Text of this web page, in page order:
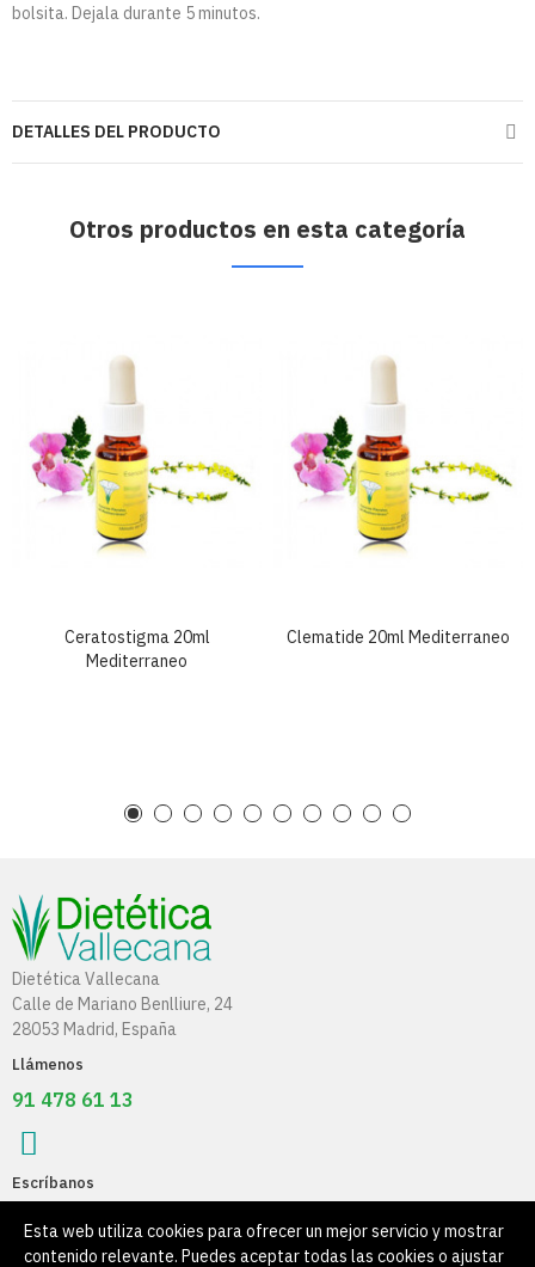
bolsita. Dejala durante 5 minutos.
DETALLES DEL PRODUCTO
Otros productos en esta categoría
Ceratostigma 20ml
Mediterraneo
Clematide 20ml Mediterraneo
Dietética Vallecana
Calle de Mariano Benlliure, 24
28053 Madrid, España
Llámenos
91 478 61 13
Escríbanos
info@dieteticavallecana.com
Esta web utiliza cookies para ofrecer un mejor servicio y mostrar
contenido relevante. Puedes aceptar todas las cookies o ajustar